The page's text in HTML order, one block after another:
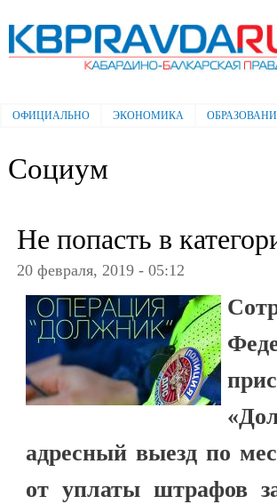
Электронная газета "Кабардино-
Балкарская правда"
Главное меню
ОФИЦИАЛЬНО ЭКОНОМИКА
Социум
Не попасть в
20 февраля, 2019 - 05:12
адресный выезд по
от уплаты штрафов